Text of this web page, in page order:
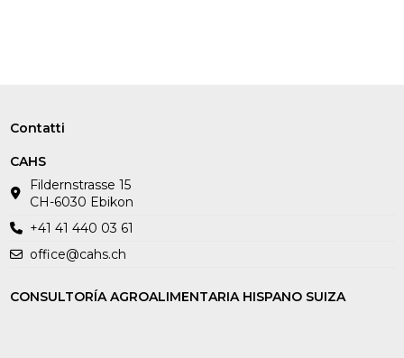
Contatti
CAHS
Fildernstrasse 15
CH-6030 Ebikon
+41 41 440 03 61
office@cahs.ch
CONSULTORÍA AGROALIMENTARIA HISPANO SUIZA